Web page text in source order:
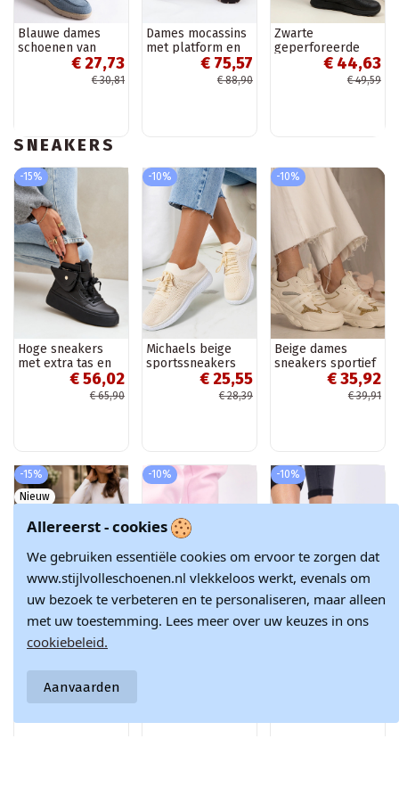
Blauwe dames
schoenen van
kunstsuède€ 27,73
€ 30,81
Dames mocassins
met platform en
platte hak „Big
Star NN274049"
€ 75,57
€ 88,90
Zwarte
geperforeerde
instap sportieve
schoenen SIone
€ 44,63
€ 49,59
SNEAKERS
-15%
Hoge sneakers
met extra tas en
platform zwarte
kleur Saramis
€ 56,02
€ 65,90
-10%
Michaels beige
sportssneakers
€ 25,55
€ 28,39
-10%
Beige dames
sneakers sportief
met glitters€ 35,92
€ 39,91
-15%
Nieuw
Dames sneakers
chocolade faux
suede Corisa
€ 92,57
€ 108,90
-10% -10%
Allereerst - cookies
We gebruiken essentiële cookies om ervoor te zorgen dat
www.stijlvolleschoenen.nl vlekkeloos werkt, evenals om
uw bezoek te verbeteren en te personaliseren, maar alleen
met uw toestemming. Lees meer over uw keuzes in ons
cookiebeleid.
Aanvaarden